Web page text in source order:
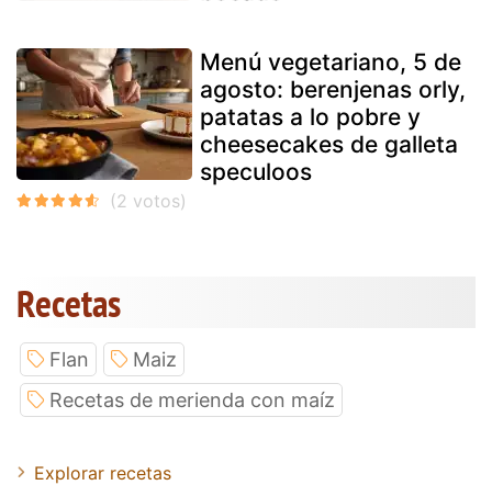
Menú vegetariano, 5 de
agosto: berenjenas orly,
patatas a lo pobre y
cheesecakes de galleta
speculoos
Recetas
Flan
Maiz
Recetas de merienda con maíz
Explorar recetas